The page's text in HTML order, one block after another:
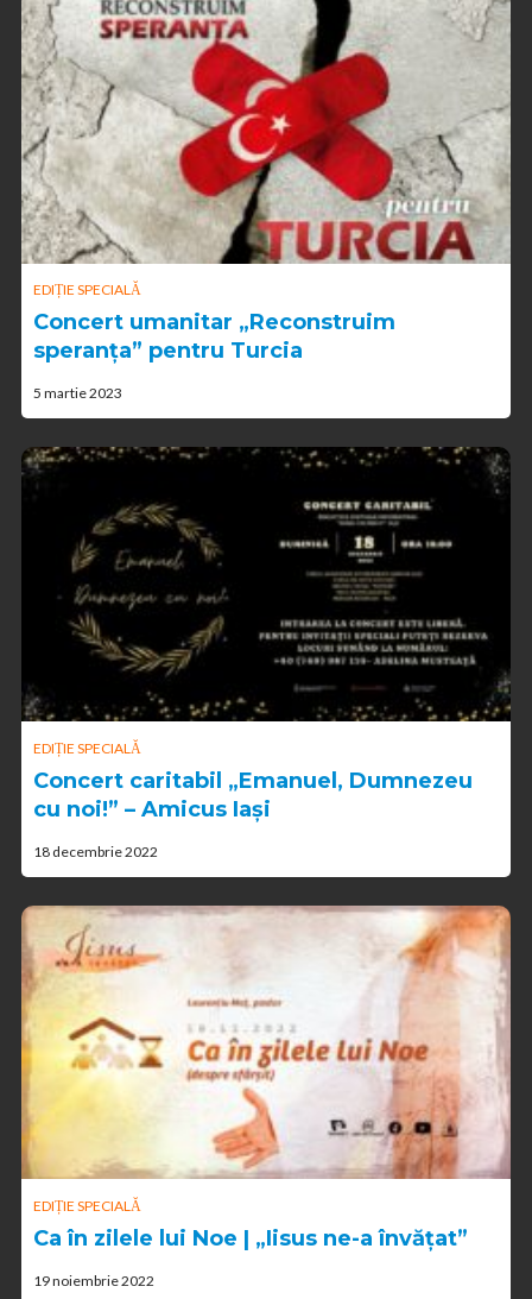
EDIȚIE SPECIALĂ
Concert umanitar „Reconstruim
speranța” pentru Turcia
5 martie 2023
EDIȚIE SPECIALĂ
Concert caritabil „Emanuel, Dumnezeu
cu noi!” – Amicus Iași
18 decembrie 2022
EDIȚIE SPECIALĂ
Ca în zilele lui Noe | „Iisus ne-a învățat”
19 noiembrie 2022